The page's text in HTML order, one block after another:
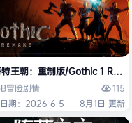
中文版
特王朝：重制版/Gothic 1
冒险剧情
115
期：2026-6-5
8月1日 更新